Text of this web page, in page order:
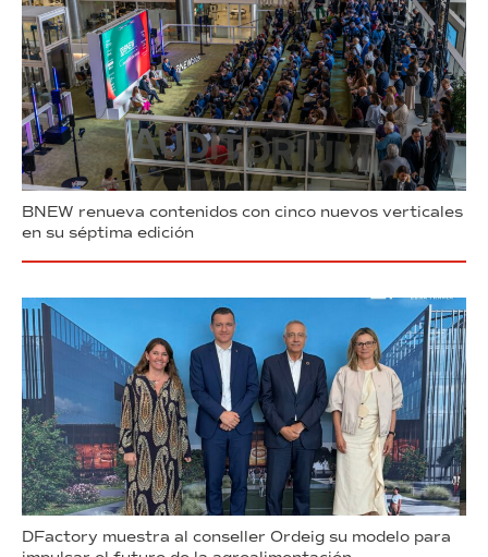
BNEW renueva contenidos con cinco nuevos verticales
en su séptima edición
DFactory muestra al conseller Ordeig su modelo para